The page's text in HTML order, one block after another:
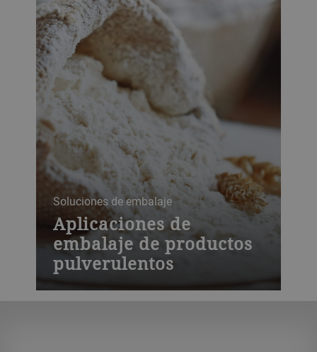
Soluciones de embalaje
Aplicaciones de
embalaje de productos
pulverulentos
Haga clic aquí para obtener más